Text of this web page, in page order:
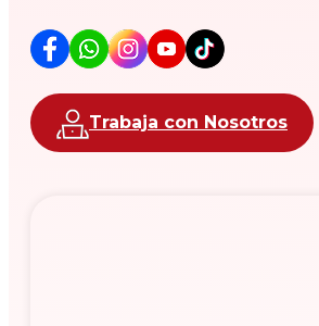
Trabaja con Nosotros